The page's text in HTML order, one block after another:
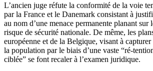
L’ancien juge réfute la conformité de la voie
par la France et le Danemark consistant à
au nom d’une menace permanente planant sur
risque de sécurité nationale. De même, les
européenne et de la Belgique, visant à
la population par le biais d’une vaste “ré-
ciblée” se font recaler à l’examen juridique.